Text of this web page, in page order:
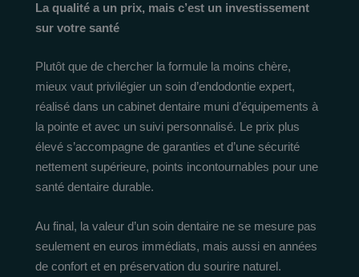
La qualité a un prix, mais c’est un investissement
sur votre santé
Plutôt que de chercher la formule la moins chère,
mieux vaut privilégier un soin d’endodontie expert,
réalisé dans un cabinet dentaire muni d’équipements à
la pointe et avec un suivi personnalisé. Le prix plus
élevé s’accompagne de garanties et d’une sécurité
nettement supérieure, points incontournables pour une
santé dentaire durable.
Au final, la valeur d’un soin dentaire ne se mesure pas
seulement en euros immédiats, mais aussi en années
de confort et en préservation du sourire naturel.